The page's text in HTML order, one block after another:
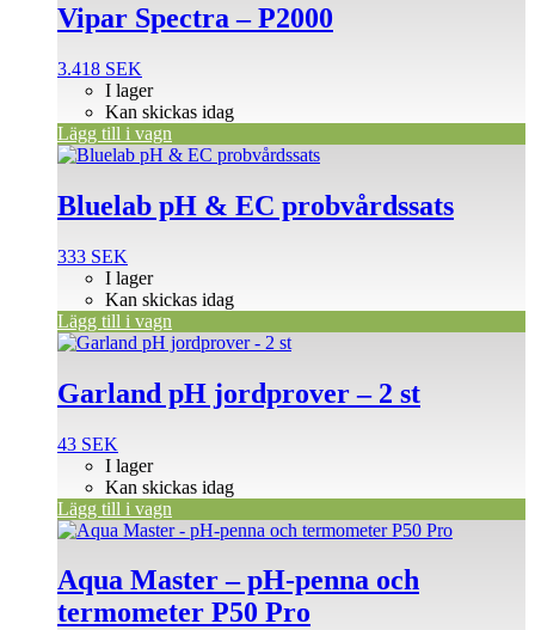
Vipar Spectra – P2000
3.418 SEK
I lager
Kan skickas idag
Lägg till i vagn
Bluelab pH & EC probvårdssats
333 SEK
I lager
Kan skickas idag
Lägg till i vagn
Garland pH jordprover – 2 st
43 SEK
I lager
Kan skickas idag
Lägg till i vagn
Aqua Master – pH-penna och
termometer P50 Pro